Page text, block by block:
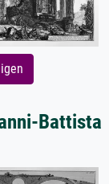
Battista